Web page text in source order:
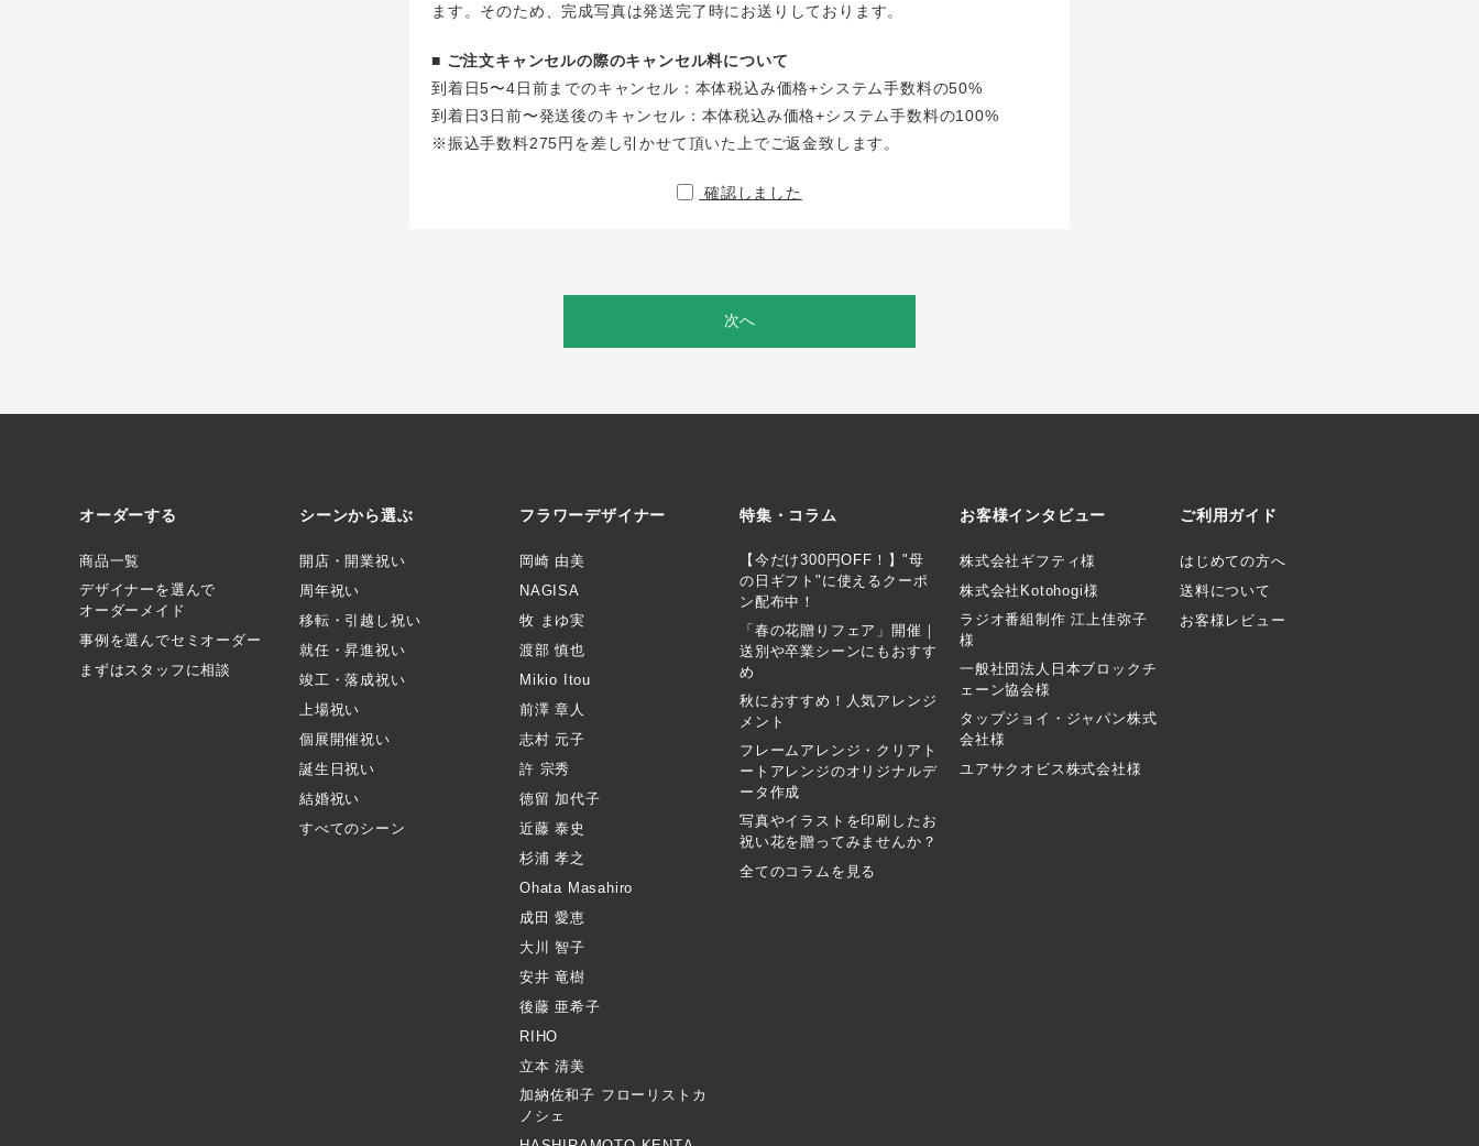
ます。そのため、完成写真は発送完了時にお送りしております。
■ ご注文キャンセルの際のキャンセル料について
到着日5〜4日前までのキャンセル：本体税込み価格+システム手数料の50%
到着日3日前〜発送後のキャンセル：本体税込み価格+システム手数料の100%
※振込手数料275円を差し引かせて頂いた上でご返金致します。
確認しました
次へ
オーダーする
商品一覧
デザイナーを選んで
オーダーメイド
事例を選んでセミオーダー
まずはスタッフに相談
シーンから選ぶ
開店・開業祝い
周年祝い
移転・引越し祝い
就任・昇進祝い
竣工・落成祝い
上場祝い
個展開催祝い
誕生日祝い
結婚祝い
すべてのシーン
フラワーデザイナー
岡崎 由美
NAGISA
牧 まゆ実
渡部 慎也
Mikio Itou
前澤 章人
志村 元子
許 宗秀
徳留 加代子
近藤 泰史
杉浦 孝之
Ohata Masahiro
成田 愛恵
大川 智子
安井 竜樹
後藤 亜希子
RIHO
立本 清美
加納佐和子 フローリストカ
ノシェ
特集・コラム
【今だけ300円OFF！】"母
の日ギフト"に使えるクーポ
ン配布中！
「春の花贈りフェア」開催｜
送別や卒業シーンにもおすす
め
秋におすすめ！人気アレンジ
メント
フレームアレンジ・クリアト
ートアレンジのオリジナルデ
ータ作成
写真やイラストを印刷したお
祝い花を贈ってみませんか？
全てのコラムを見る
お客様インタビュー
株式会社ギフティ様
株式会社Kotohogi様
ラジオ番組制作 江上佳弥子
様
一般社団法人日本ブロックチ
ェーン協会様
タップジョイ・ジャパン株式
会社様
ユアサクオビス株式会社様
ご利用ガイド
はじめての方へ
送料について
お客様レビュー